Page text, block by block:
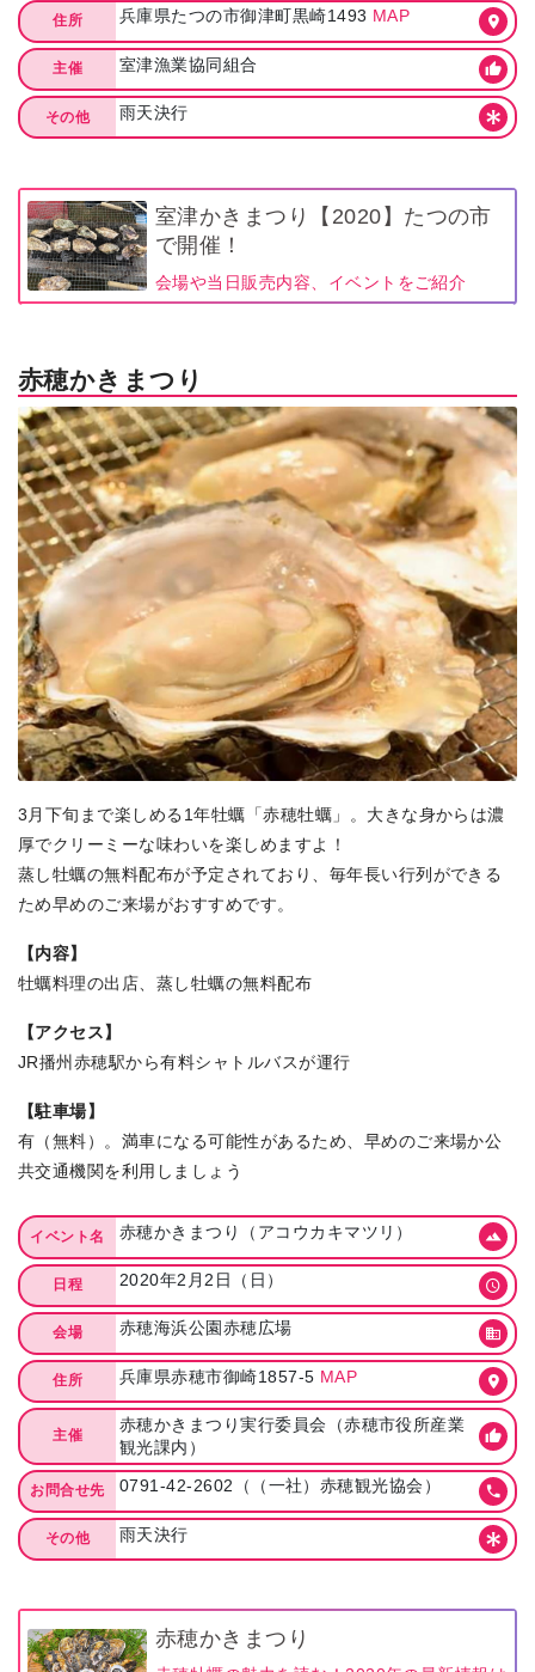
住所 兵庫県たつの市御津町黒崎1493 MAP
主催 室津漁業協同組合
その他 雨天決行
室津かきまつり【2020】たつの市
で開催！
会場や当日販売内容、イベントをご紹介
赤穂かきまつり
3月下旬まで楽しめる1年牡蠣「赤穂牡蠣」。大きな身からは濃
厚でクリーミーな味わいを楽しめますよ！
蒸し牡蠣の無料配布が予定されており、毎年長い行列ができる
ため早めのご来場がおすすめです。
【内容】
牡蠣料理の出店、蒸し牡蠣の無料配布
【アクセス】
JR播州赤穂駅から有料シャトルバスが運行
【駐車場】
有（無料）。満車になる可能性があるため、早めのご来場か公
共交通機関を利用しましょう
イベント名 赤穂かきまつり（アコウカキマツリ）
日程 2020年2月2日（日）
会場 赤穂海浜公園赤穂広場
住所 兵庫県赤穂市御崎1857-5 MAP
主催
赤穂かきまつり実行委員会（赤穂市役所産業
観光課内）
お問合せ先 0791-42-2602（（一社）赤穂観光協会）
その他 雨天決行
赤穂かきまつり